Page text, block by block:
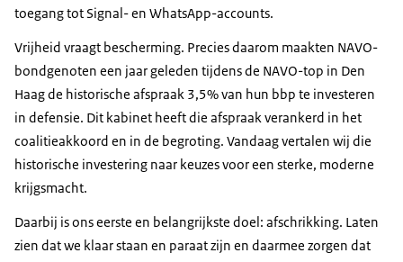
toegang tot Signal- en WhatsApp-accounts.
Vrijheid vraagt bescherming. Precies daarom maakten NAVO-
bondgenoten een jaar geleden tijdens de NAVO-top in Den
Haag de historische afspraak 3,5% van hun bbp te investeren
in defensie. Dit kabinet heeft die afspraak verankerd in het
coalitieakkoord en in de begroting. Vandaag vertalen wij die
historische investering naar keuzes voor een sterke, moderne
krijgsmacht.
Daarbij is ons eerste en belangrijkste doel: afschrikking. Laten
zien dat we klaar staan en paraat zijn en daarmee zorgen dat